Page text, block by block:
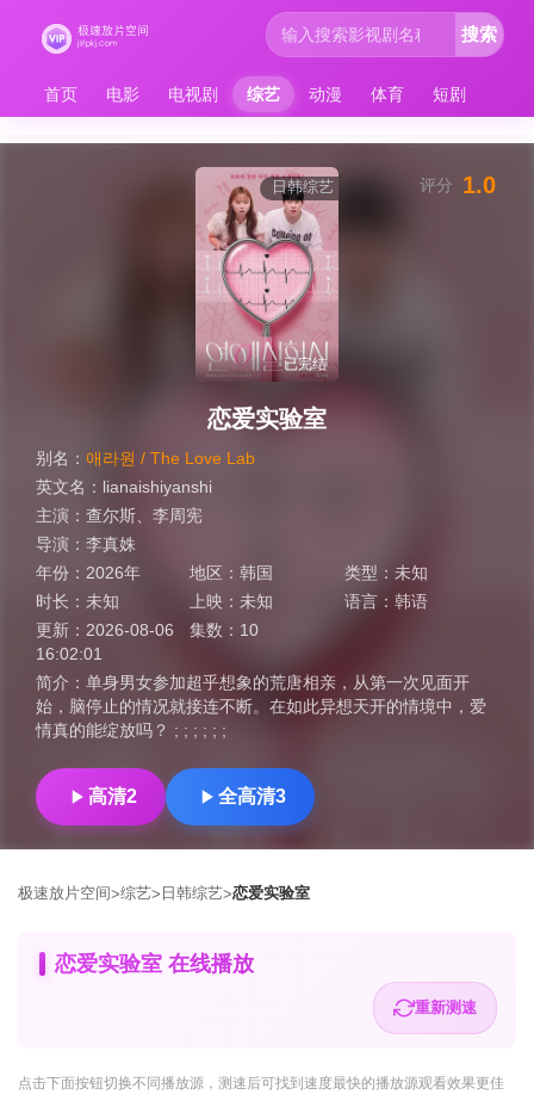
首页 电影 电视剧 综艺 动漫 体育 短剧
搜索
日韩综艺
已完结
恋爱实验室
别名： 애라원 / The Love Lab
英文名： lianaishiyanshi
主演： 查尔斯
李周宪
导演： 李真姝
年份： 2026年 地区：韩国 类型： 未知
时长： 未知 上映： 未知 语言： 韩语
更新： 2026-08-06
16:02:01
集数： 10
简介： 单身男女参加超乎想象的荒唐相亲，从第一次见面开
始，脑停止的情况就接连不断。在如此异想天开的情境中，爱
情真的能绽放吗？ ; ; ; ; ; ;
评分 1.0
高清2 全高清3
极速放片空间>综艺> 日韩综艺>恋爱实验室
恋爱实验室 在线播放
重新测速
点击下面按钮切换不同播放源 ，测速后可找到速度最快的播放源观看效果更佳